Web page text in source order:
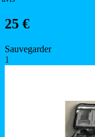
25 €
Sauvegarder
1